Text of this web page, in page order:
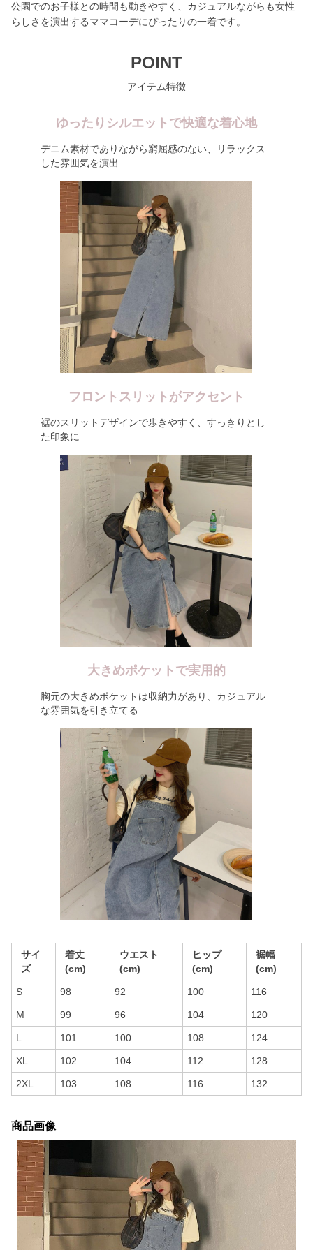
公園でのお子様との時間も動きやすく、カジュアルながらも女性
らしさを演出するママコーデにぴったりの一着です。
POINT
アイテム特徴
ゆったりシルエットで快適な着心地
デニム素材でありながら窮屈感のない、リラックス
した雰囲気を演出
フロントスリットがアクセント
裾のスリットデザインで歩きやすく、すっきりとし
た印象に
大きめポケットで実用的
胸元の大きめポケットは収納力があり、カジュアル
な雰囲気を引き立てる
サイ
ズ
着丈
(cm)
ウエスト
(cm)
ヒップ
(cm)
裾幅
(cm)
S 98 92 100 116
M 99 96 104 120
L 101 100 108 124
XL 102 104 112 128
2XL 103 108 116 132
商品画像